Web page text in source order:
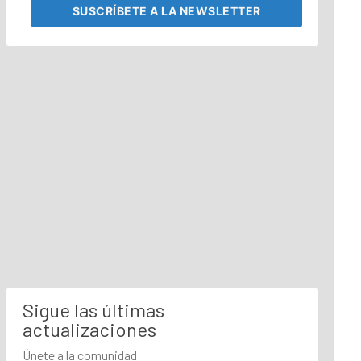
SUSCRÍBETE A LA NEWSLETTER
Sigue las últimas
actualizaciones
Únete a la comunidad